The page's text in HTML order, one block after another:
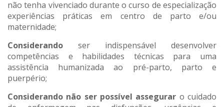
não tenha vivenciado durante o curso de especialização
experiências práticas em centro de parto e/ou
maternidade;
Considerando ser indispensável desenvolver
competências e habilidades técnicas para uma
assistência humanizada ao pré-parto, parto e
puerpério;
Considerando não ser possível assegurar o cuidado